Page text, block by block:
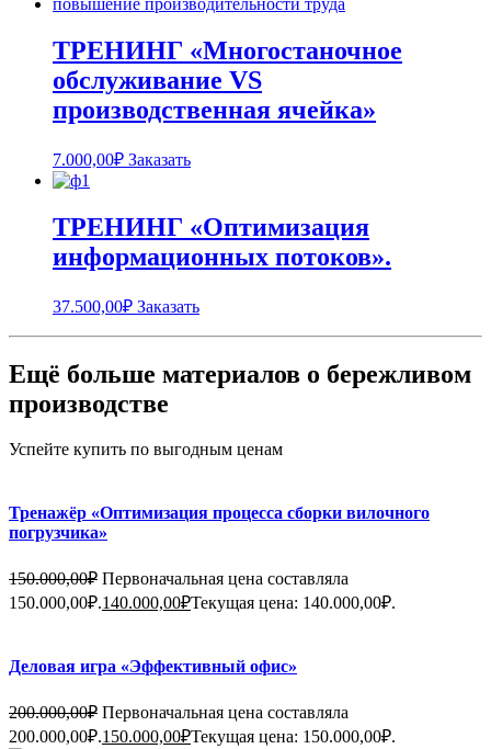
ТРЕНИНГ «Многостаночное
обслуживание VS
производственная ячейка»
7.000,00₽ Заказать
ТРЕНИНГ «Оптимизация
информационных потоков».
37.500,00₽ Заказать
Ещё больше материалов о бережливом
производстве
Успейте купить по выгодным ценам
Тренажёр «Оптимизация процесса сборки вилочного
погрузчика»
150.000,00₽ Первоначальная цена составляла
150.000,00₽.140.000,00₽Текущая цена: 140.000,00₽.
Деловая игра «Эффективный офис»
200.000,00₽ Первоначальная цена составляла
200.000,00₽.150.000,00₽Текущая цена: 150.000,00₽.